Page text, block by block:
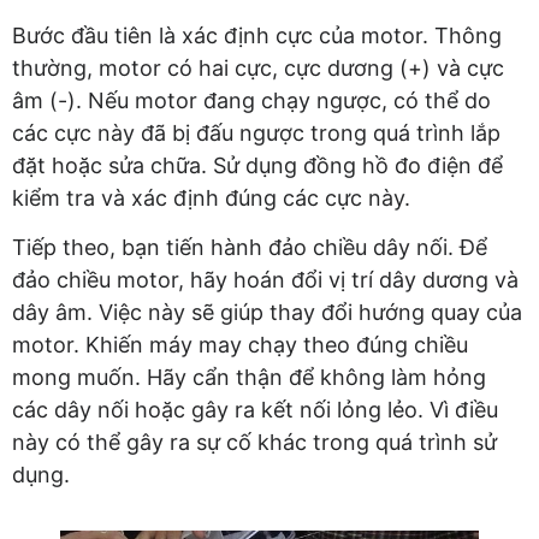
Bước đầu tiên là xác định cực của motor. Thông
thường, motor có hai cực, cực dương (+) và cực
âm (-). Nếu motor đang chạy ngược, có thể do
các cực này đã bị đấu ngược trong quá trình lắp
đặt hoặc sửa chữa. Sử dụng đồng hồ đo điện để
kiểm tra và xác định đúng các cực này.
Tiếp theo, bạn tiến hành đảo chiều dây nối. Để
đảo chiều motor, hãy hoán đổi vị trí dây dương và
dây âm. Việc này sẽ giúp thay đổi hướng quay của
motor. Khiến máy may chạy theo đúng chiều
mong muốn. Hãy cẩn thận để không làm hỏng
các dây nối hoặc gây ra kết nối lỏng lẻo. Vì điều
này có thể gây ra sự cố khác trong quá trình sử
dụng.